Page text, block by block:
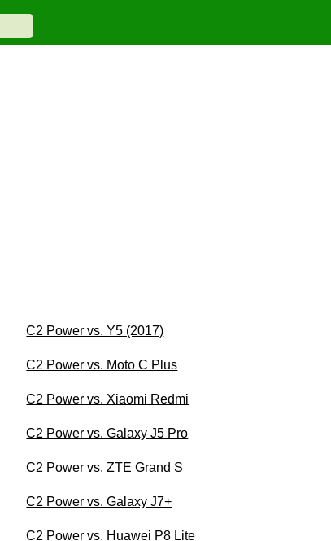
C2 Power vs. Y5 (2017)
C2 Power vs. Moto C Plus
C2 Power vs. Xiaomi Redmi
C2 Power vs. Galaxy J5 Pro
C2 Power vs. ZTE Grand S
C2 Power vs. Galaxy J7+
C2 Power vs. Huawei P8 Lite